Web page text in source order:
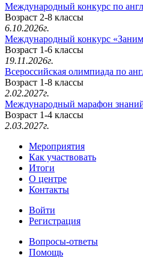
Международный конкурс по
Возраст 2-8 классы
6.10.2026г.
Международный конкурс
Возраст 1-6 классы
19.11.2026г.
Всероссийская олимпиада по
Возраст 1-8 классы
2.02.2027г.
Международный марафон
Возраст 1-4 классы
2.03.2027г.
Мероприятия
Как участвовать
Итоги
О центре
Контакты
Войти
Регистрация
Вопросы-ответы
Помощь